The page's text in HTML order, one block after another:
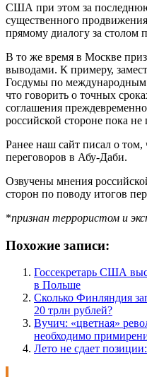
США при этом за
существенного
прямому диалогу за столом
В то же время в Москве
выводами. К примеру,
Госдумы по международным
что говорить о точных
соглашения
российской стороне пока не
Ранее наш сайт писал о том,
переговоров в Абу-Даби.
Озвучены мнения
сторон по поводу итогов
*признан террористом и
Похожие записи:
Госсекретарь США
в Польше
Сколько Финляндия
20 трлн рублей?
Вучич: «цветная»
необходимо
Лето не сдает